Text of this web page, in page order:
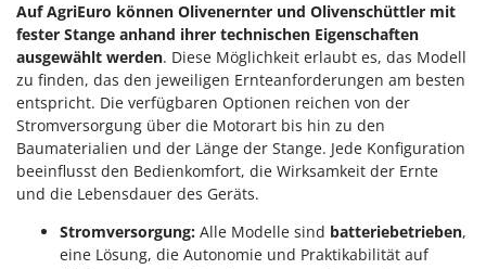
Auf AgriEuro können Olivenernter und Olivenschüttler mit
fester Stange anhand ihrer technischen Eigenschaften
ausgewählt werden. Diese Möglichkeit erlaubt es, das Modell
zu finden, das den jeweiligen Ernteanforderungen am besten
entspricht. Die verfügbaren Optionen reichen von der
Stromversorgung über die Motorart bis hin zu den
Baumaterialien und der Länge der Stange. Jede Konfiguration
beeinflusst den Bedienkomfort, die Wirksamkeit der Ernte
und die Lebensdauer des Geräts.
Stromversorgung: Alle Modelle sind batteriebetrieben,
eine Lösung, die Autonomie und Praktikabilität auf